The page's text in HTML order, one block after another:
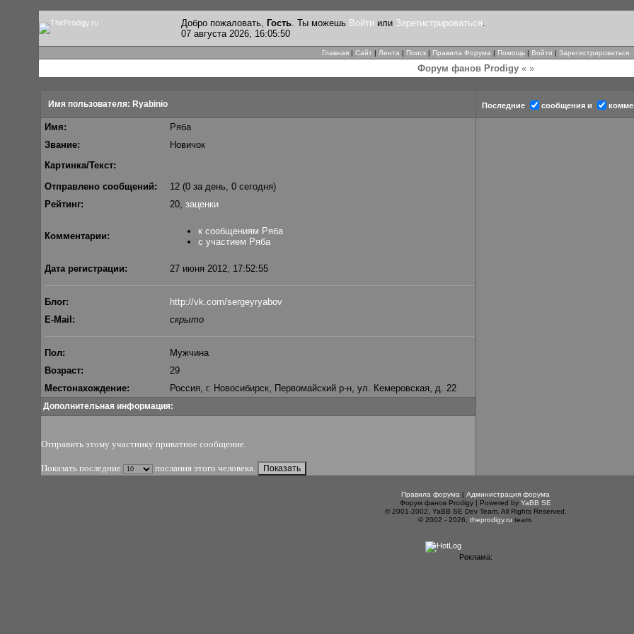
Добро пожаловать, Гость. Ты можешь Войти или Зарегистрироваться.
07 августа 2026, 16:05:50
Главная | Сайт | Лента | Поиск | Правила Форума | Помощь | Войти | Зарегистрироваться
Форум фанов Prodigy« »
Имя пользователя: Ryabinio Последние сообщения и
Имя:
Ряба
Звание:
Новичок
Картинка/Текст:
Отправлено сообщений:
12 (0 за день, 0 сегодня)
Рейтинг:
20, заценки
Комментарии:
к сообщениям Ряба
с участием Ряба
Дата регистрации: 27 июня 2012, 17:52:55
Блог:
http://vk.com/sergeyryabov
E-Mail:
скрыто
Пол:
Мужчина
Возраст:
29
Местонахождение:
Россия, г. Новосибирск, Первомайский р-н, ул. Кемеровская, д. 22
Дополнительная информация:
Отправить этому участнику приватное сообщение.
Показать последние послания этого человека.
Правила форума | Администрация форума
Форум фанов Prodigy | Powered by YaBB SE
© 2001-2002, YaBB SE Dev Team. All Rights Reserved.
© 2002 - 2026, theprodigy.ru team.
Реклама: